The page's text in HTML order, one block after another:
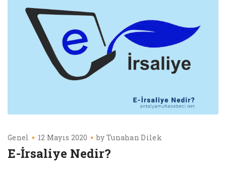
Genel 12 Mayıs 2020 by Tunahan Dilek
E-İrsaliye Nedir?